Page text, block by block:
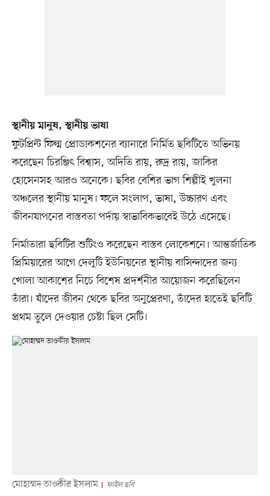
স্থানীয় মানুষ, স্থানীয় ভাষা
ফুটপ্রিন্ট ফিল্ম প্রোডাকশনের ব্যানারে নির্মিত ছবিটিতে অভিনয়
করেছেন চিরঞ্জিৎ বিশ্বাস, অদিতি রায়, রুদ্র রায়, জাকির
হোসেনসহ আরও অনেকে। ছবির বেশির ভাগ শিল্পীই খুলনা
অঞ্চলের স্থানীয় মানুষ। ফলে সংলাপ, ভাষা, উচ্চারণ এবং
জীবনযাপনের বাস্তবতা পর্দায় স্বাভাবিকভাবেই উঠে এসেছে।
নির্মাতারা ছবিটির শুটিংও করেছেন বাস্তব লোকেশনে। আন্তর্জাতিক
প্রিমিয়ারের আগে দেলুটি ইউনিয়নের স্থানীয় বাসিন্দাদের জন্য
খোলা আকাশের নিচে বিশেষ প্রদর্শনীর আয়োজন করেছিলেন
তাঁরা। যাঁদের জীবন থেকে ছবির অনুপ্রেরণা, তাঁদের হাতেই ছবিটি
প্রথম তুলে দেওয়ার চেষ্টা ছিল সেটি।
মোহাম্মদ তাওকীর ইসলাম ফাইল ছবি